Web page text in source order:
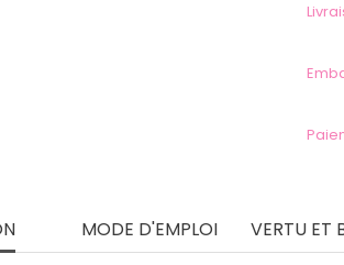
MODE D'EMPLOI VERTU ET